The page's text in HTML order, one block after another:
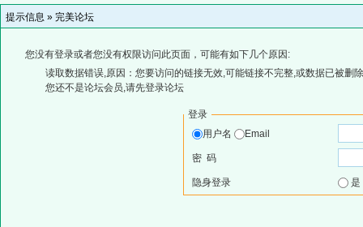
提示信息 » 完美论坛
您没有登录或者您没有权限访问此页面，可能有如下几个原因:
读取数据错误,原因：您要访问的链接无效,可能链接不完整,或数据已被删
您还不是论坛会员,请先登录论坛
登录
用户名
Email
密 码
隐身登录